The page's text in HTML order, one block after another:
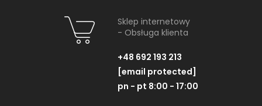
Listwa, 2x50 cmSklep internetowy
- Obsługa klienta
+48 692 193 213
[email protected]
pn - pt 8:00 - 17:00